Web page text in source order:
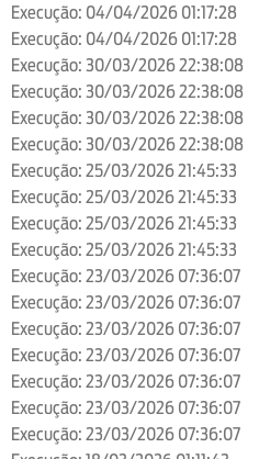
Execução: 04/04/2026 01:17:28
Execução: 04/04/2026 01:17:28
Execução: 30/03/2026 22:38:08
Execução: 30/03/2026 22:38:08
Execução: 30/03/2026 22:38:08
Execução: 30/03/2026 22:38:08
Execução: 25/03/2026 21:45:33
Execução: 25/03/2026 21:45:33
Execução: 25/03/2026 21:45:33
Execução: 25/03/2026 21:45:33
Execução: 23/03/2026 07:36:07
Execução: 23/03/2026 07:36:07
Execução: 23/03/2026 07:36:07
Execução: 23/03/2026 07:36:07
Execução: 23/03/2026 07:36:07
Execução: 23/03/2026 07:36:07
Execução: 23/03/2026 07:36:07